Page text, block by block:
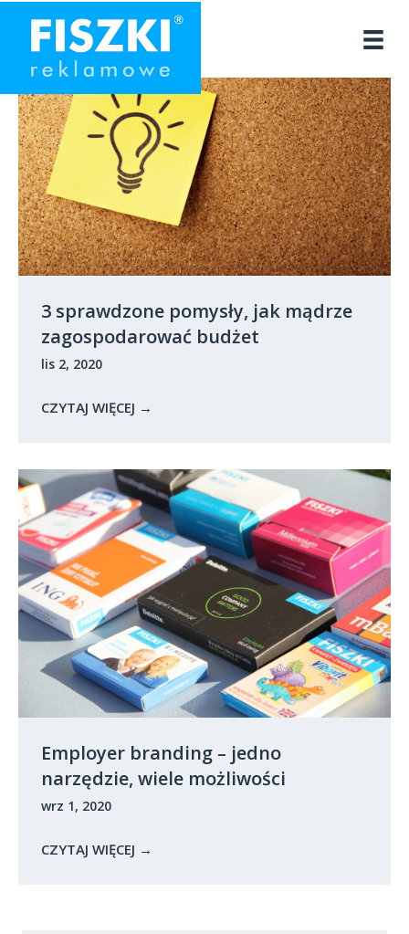
3 sprawdzone pomysły, jak mądrze
zagospodarować budżet
lis 2, 2020
CZYTAJ WIĘCEJ →
Employer branding – jedno
narzędzie, wiele możliwości
wrz 1, 2020
CZYTAJ WIĘCEJ →